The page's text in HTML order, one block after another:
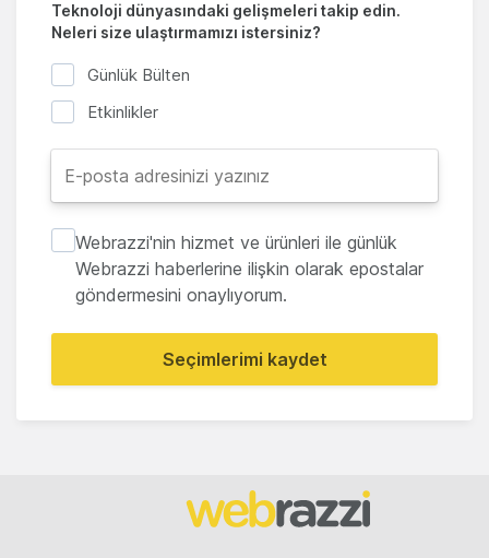
Teknoloji dünyasındaki gelişmeleri takip edin.
Neleri size ulaştırmamızı istersiniz?
Günlük Bülten
Etkinlikler
Webrazzi'nin hizmet ve ürünleri ile günlük
Webrazzi haberlerine ilişkin olarak epostalar
göndermesini onaylıyorum.
Seçimlerimi kaydet